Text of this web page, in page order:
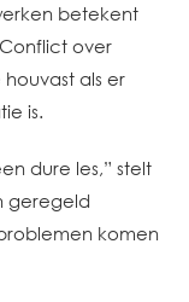
betekent
over
als er
is.
dure les,” stelt
geregeld
komen